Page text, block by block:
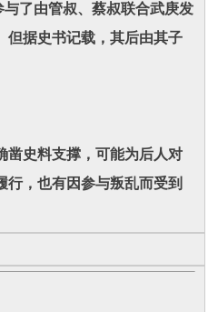
了由管叔、蔡叔联合武庚发
但据史书记载，其后由其子
史料支撑，可能为后人对
，也有因参与叛乱而受到